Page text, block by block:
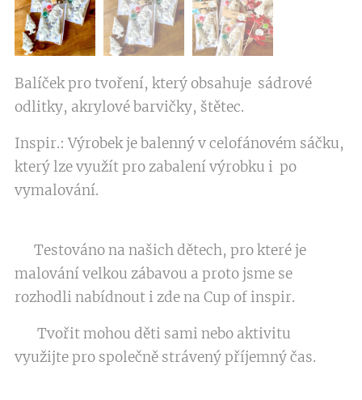
Balíček pro tvoření, který obsahuje sádrové
odlitky, akrylové barvičky, štětec.
Inspir.: Výrobek je balenný v celofánovém sáčku,
který lze využít pro zabalení výrobku i po
vymalování.
Testováno na našich dětech, pro které je
malování velkou zábavou a proto jsme se
rozhodli nabídnout i zde na Cup of inspir.
Tvořit mohou děti sami nebo aktivitu
využijte pro společně strávený příjemný čas.